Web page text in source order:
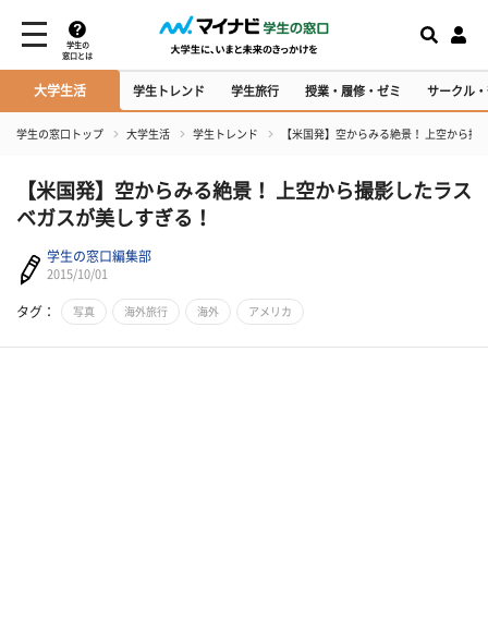
学生の
窓口とは
大学生活 学生トレンド 学生旅行 授業・履修・ゼミ サークル
学生の窓口トップ 大学生活 学生トレンド 【米国発】空からみる絶景！ 上空から撮
【米国発】空からみる絶景！ 上空から撮影したラス
ベガスが美しすぎる！
学生の窓口編集部
2015/10/01
タグ： 写真 海外旅行 海外 アメリカ